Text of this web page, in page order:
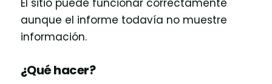
El sitio puede funcionar correctamente
aunque el informe todavía no muestre
información.
¿Qué hacer?